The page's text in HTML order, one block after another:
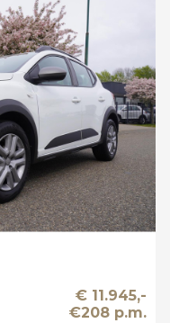
€ 11.945,-
€208 p.m.